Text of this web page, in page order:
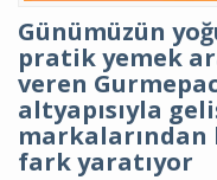
Günümüzün
pratik yemek
veren
altyapısıyla
fark yaratıyor